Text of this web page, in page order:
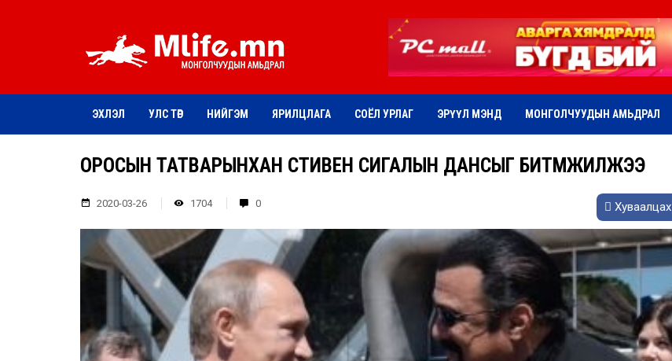
ЭХЛЭЛ УЛС ТӨР НИЙГЭМ ЯРИЛЦЛАГА СОЁЛ УРЛАГ ЭРҮҮЛ МЭНД МОНГОЛЧУУДЫН АМЬДРАЛ
ОРОСЫН ТАТВАРЫНХАН СТИВЕН СИГАЛЫН ДАНСЫГ БИТҮҮМЖИЛЖЭЭ
2020-03-26 1704 0 Хуваалцах